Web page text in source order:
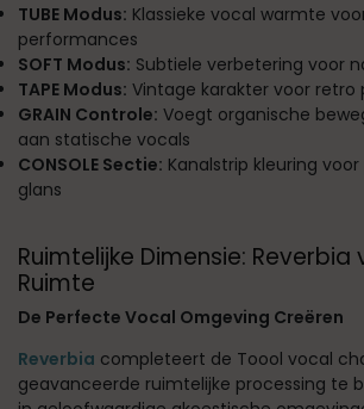
TUBE Modus: Klassieke vocal warmte
performances
SOFT Modus: Subtiele verbetering voor
TAPE Modus: Vintage karakter voor retro
GRAIN Controle: Voegt organische
aan statische vocals
CONSOLE Sectie: Kanalstrip kleuring
glans
Ruimtelijke Dimensie:
Ruimte
De Perfecte Vocal Omgeving Creëren
Reverbia completeert de Toool vocal
geavanceerde ruimtelijke processing te